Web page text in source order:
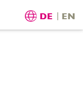
DE EN